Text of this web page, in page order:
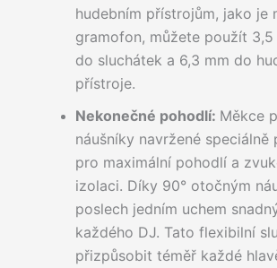
hudebním přístrojům, jako je
gramofon, můžete použít
do sluchátek a 6,3 mm do
přístroje.
Nekonečné pohodlí: Měkce
náušníky navržené speciálně
pro maximální pohodlí a
izolaci. Díky 90° otočným
poslech jedním uchem
každého DJ. Tato flexibilní
přizpůsobit téměř každé